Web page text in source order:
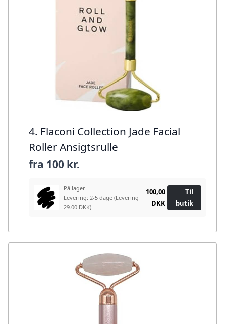
4. Flaconi Collection Jade Facial
Roller Ansigtsrulle
fra 100 kr.
På lager
Levering: 2-5 dage (Levering
29.00 DKK)
100,00
DKK
Til
butik